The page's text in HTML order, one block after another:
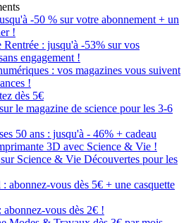
-50 % sur votre abonnement + un
!
: jusqu'à -53% sur vos
engagement !
: vos magazines vous suivent
!
dès 5€
le magazine de science pour les 3-6
50 ans : jusqu'à - 46% + cadeau
3D avec Science & Vie !
Science & Vie Découvertes pour les
abonnez-vous dès 5€ + une casquette
abonnez-vous dès 2€ !